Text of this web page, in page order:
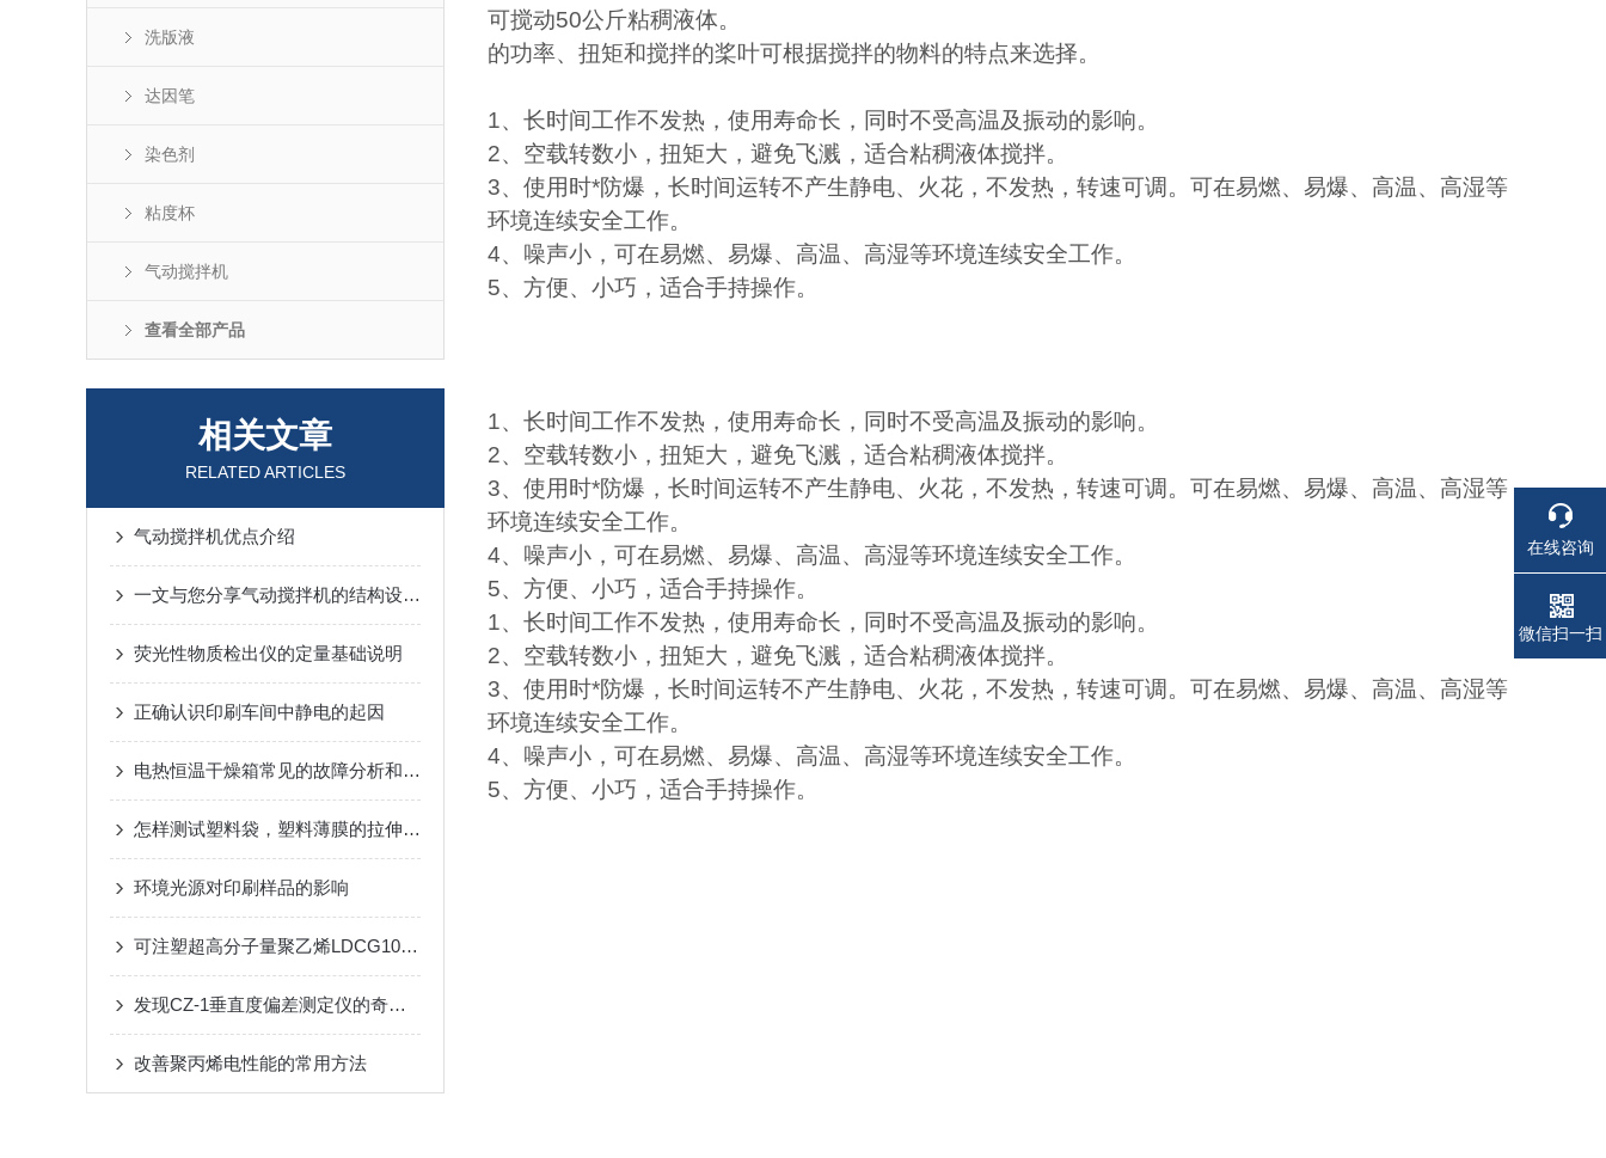
洗版液
达因笔
染色剂
粘度杯
气动搅拌机
查看全部产品
相关文章
RELATED ARTICLES
气动搅拌机优点介绍
一文与您分享气动搅拌机的结构设计原理
荧光性物质检出仪的定量基础说明
正确认识印刷车间中静电的起因
电热恒温干燥箱常见的故障分析和处理
怎样测试塑料袋，塑料薄膜的拉伸强度 ？
环境光源对印刷样品的影响
可注塑超高分子量聚乙烯LDCG1000G（UHMWPE）与尼龙（PA）耐磨性对比分析
发现CZ-1垂直度偏差测定仪的奇迹之旅
改善聚丙烯电性能的常用方法
可搅动50公斤粘稠液体。
的功率、扭矩和搅拌的桨叶可根据搅拌的物料的特点来选择。
1、长时间工作不发热，使用寿命长，同时不受高温及振动的影响。
2、空载转数小，扭矩大，避免飞溅，适合粘稠液体搅拌。
3、 使用时*防爆， 长时间运转不产生静电、火花，不发热，转速可调。 可在易燃、易爆、高温、高湿等
环境连续安全工作。
4、噪声小， 可在易燃、易爆、高温、高湿等环境连续安全工作。
5、方便、小巧，适合手持操作。
1、长时间工作不发热，使用寿命长，同时不受高温及振动的影响。
2、空载转数小，扭矩大，避免飞溅，适合粘稠液体搅拌。
3、 使用时*防爆， 长时间运转不产生静电、火花，不发热，转速可调。 可在易燃、易爆、高温、高湿等
环境连续安全工作。
4、噪声小， 可在易燃、易爆、高温、高湿等环境连续安全工作。
5、方便、小巧，适合手持操作。
1、长时间工作不发热，使用寿命长，同时不受高温及振动的影响。
2、空载转数小，扭矩大，避免飞溅，适合粘稠液体搅拌。
3、 使用时*防爆， 长时间运转不产生静电、火花，不发热，转速可调。 可在易燃、易爆、高温、高湿等
环境连续安全工作。
4、噪声小， 可在易燃、易爆、高温、高湿等环境连续安全工作。
5、方便、小巧，适合手持操作。
在线咨询
电话
电话
微信扫一扫